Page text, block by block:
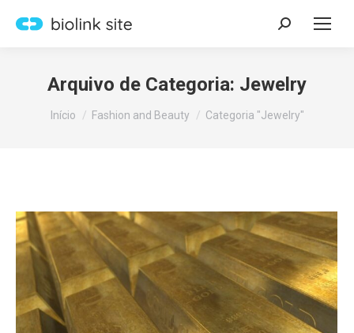
Search:
Arquivo de Categoria: Jewelry
Você está aqui:
Início Fashion and Beauty Categoria "Jewelry"